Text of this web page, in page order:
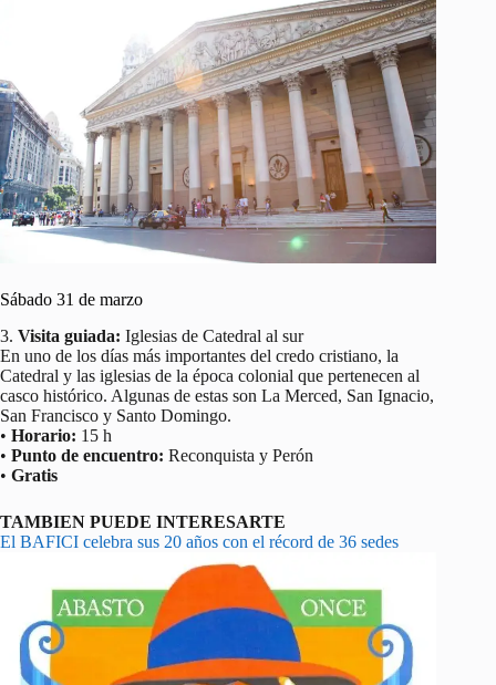
Sábado 31 de marzo
3. Visita guiada: Iglesias de Catedral al sur
En uno de los días más importantes del credo cristiano, la
Catedral y las iglesias de la época colonial que pertenecen al
casco histórico. Algunas de estas son La Merced, San Ignacio,
San Francisco y Santo Domingo.
• Horario: 15 h
• Punto de encuentro: Reconquista y Perón
• Gratis
TAMBIEN PUEDE INTERESARTE
El BAFICI celebra sus 20 años con el récord de 36 sedes